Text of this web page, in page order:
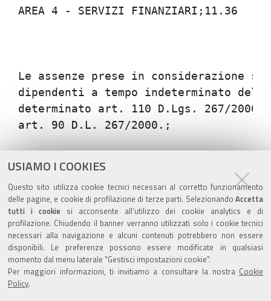
USIAMO I COOKIES
Questo sito utilizza cookie tecnici necessari al corretto funzionamento
delle pagine, e cookie di profilazione di terze parti. Selezionando Accetta
tutti i cookiesi acconsente all’utilizzo dei cookie analytics e di
profilazione. Chiudendo il banner verranno utilizzati solo i cookie tecnici
necessari alla navigazione e alcuni contenuti potrebbero non essere
disponibili. Le preferenze possono essere modificate in qualsiasi
momento dal menu laterale "Gestisci impostazioni cookie".
Per maggiori informazioni, ti invitiamo a consultare la nostra Cookie
Policy.
AREA 4 - SERVIZI FINANZIARI;11.36
Le assenze prese in considerazione
dipendenti a tempo indeterminato
determinato art. 110 D.Lgs. 267/
Azioni
sul
documento
ultima modifica 22/08/2019
Valuta questo sito